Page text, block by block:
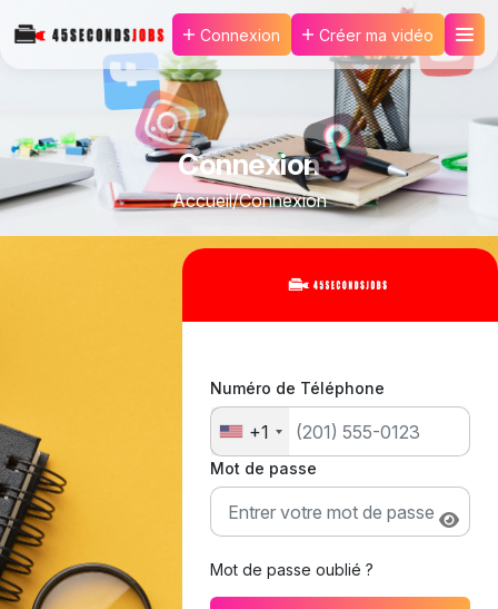
Connexion Créer ma vidéo
Connexion
Accueil/Connexion
Numéro de Téléphone
+1
Mot de passe
Mot de passe oublié ?